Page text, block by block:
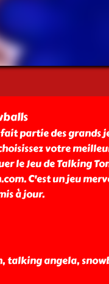
partie des grands
votre
le Jeu de Talking
C'est un jeu
à jour.
talking angela,